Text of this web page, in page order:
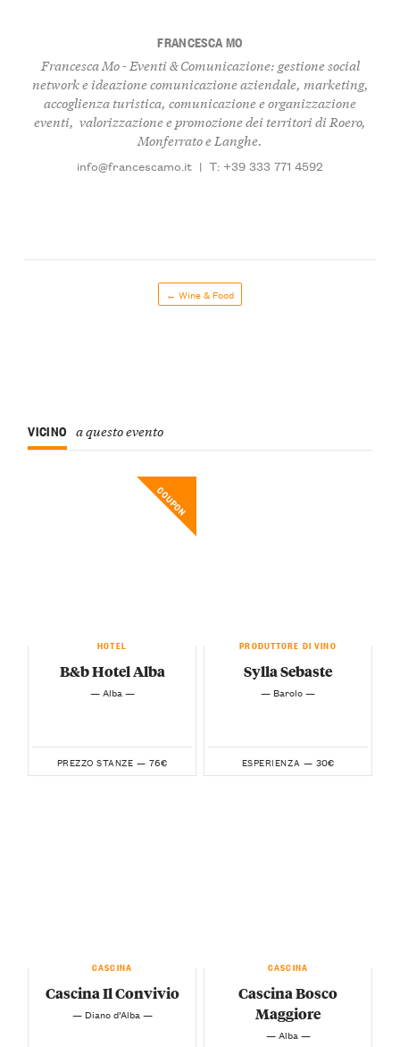
FRANCESCA MO
Francesca Mo - Eventi & Comunicazione: gestione social
network e ideazione comunicazione aziendale, marketing,
accoglienza turistica, comunicazione e organizzazione
eventi, valorizzazione e promozione dei territori di Roero,
Monferrato e Langhe.
info@francescamo.it | T: +39 333 771 4592
← Wine & Food
VICINO a questo evento
COUPON
HOTEL
B&b Hotel Alba
— Alba —
PREZZO STANZE — 76€
PRODUTTORE DI VINO
Sylla Sebaste
— Barolo —
ESPERIENZA — 30€
CASCINA
Cascina Il Convivio
— Diano d’Alba —
CASCINA
Cascina Bosco
Maggiore
— Alba —